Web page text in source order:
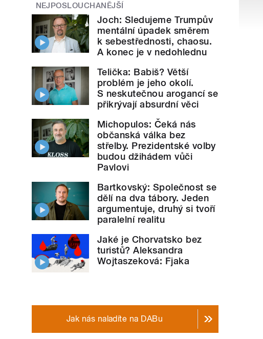
NEJPOSLOUCHANĚJŠÍ
Joch: Sledujeme Trumpův
mentální úpadek směrem
k sebestřednosti, chaosu.
A konec je v nedohlednu
Telička: Babiš? Větší
problém je jeho okolí.
S neskutečnou arogancí se
přikrývají absurdní věci
Michopulos: Čeká nás
občanská válka bez
střelby. Prezidentské volby
budou džihádem vůči
Pavlovi
Bartkovský: Společnost se
dělí na dva tábory. Jeden
argumentuje, druhý si tvoří
paralelní realitu
Jaké je Chorvatsko bez
turistů? Aleksandra
Wojtaszeková: Fjaka
Jak nás naladíte na DABu